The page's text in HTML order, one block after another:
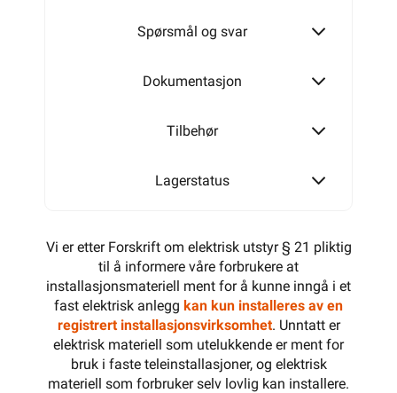
Spørsmål og svar
Dokumentasjon
Tilbehør
Lagerstatus
Vi er etter Forskrift om elektrisk utstyr § 21 pliktig
til å informere våre forbrukere at
installasjonsmateriell ment for å kunne inngå i et
fast elektrisk anlegg kan kun installeres av en
registrert installasjonsvirksomhet. Unntatt er
elektrisk materiell som utelukkende er ment for
bruk i faste teleinstallasjoner, og elektrisk
materiell som forbruker selv lovlig kan installere.